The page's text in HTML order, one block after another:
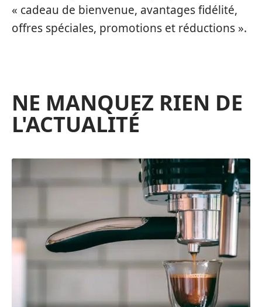
« cadeau de bienvenue, avantages fidélité,
offres spéciales, promotions et réductions ».
NE MANQUEZ RIEN DE
L'ACTUALITÉ